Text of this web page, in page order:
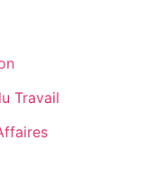
Travail